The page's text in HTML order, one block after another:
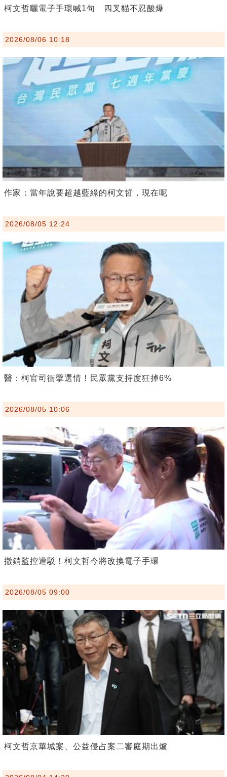
柯文哲曬電子手環喊1句 四叉貓不忍酸爆
2026/08/06 10:18
作家：當年說要超越藍綠的柯文哲，現在呢
2026/08/05 12:24
醫：柯官司衝擊選情！民眾黨支持度狂掉6%
2026/08/05 10:06
撤銷監控遭駁！柯文哲今將改換電子手環
2026/08/05 09:00
柯文哲京華城案、公益侵占案二審庭期出爐